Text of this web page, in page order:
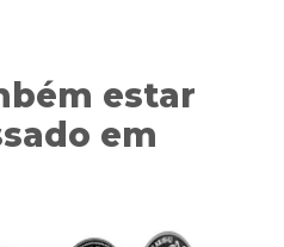
estar
em